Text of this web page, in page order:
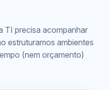
TI precisa acompanhar
estruturamos ambientes
(nem orçamento)